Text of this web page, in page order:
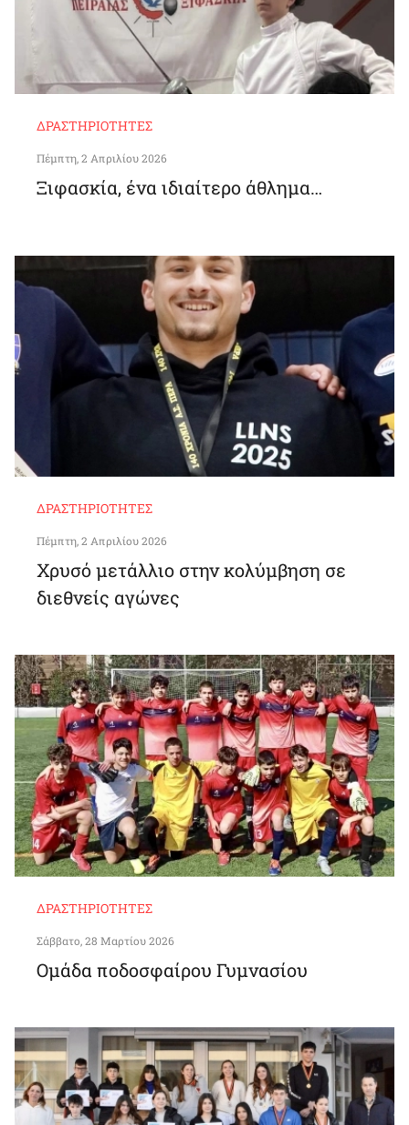
ΔΡΑΣΤΗΡΙΌΤΗΤΕΣ
Πέμπτη, 2 Απριλίου 2026
Ξιφασκία, ένα ιδιαίτερο άθλημα…
ΔΡΑΣΤΗΡΙΌΤΗΤΕΣ
Πέμπτη, 2 Απριλίου 2026
Χρυσό μετάλλιο στην κολύμβηση σε
διεθνείς αγώνες
ΔΡΑΣΤΗΡΙΌΤΗΤΕΣ
Σάββατο, 28 Μαρτίου 2026
Ομάδα ποδοσφαίρου Γυμνασίου